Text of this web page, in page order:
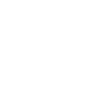
はありません。
品に未対応品が